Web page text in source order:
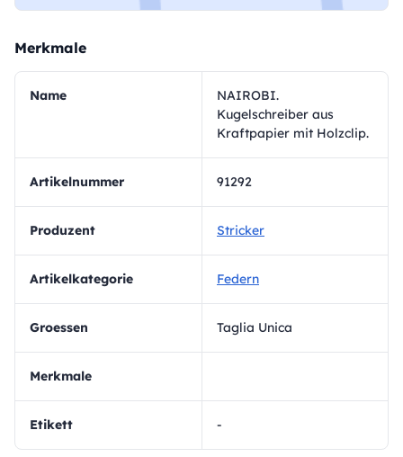
Merkmale
Name
NAIROBI.
Kugelschreiber aus
Kraftpapier mit Holzclip.
Artikelnummer 91292
Produzent Stricker
Artikelkategorie Federn
Groessen Taglia Unica
Merkmale
Etikett -